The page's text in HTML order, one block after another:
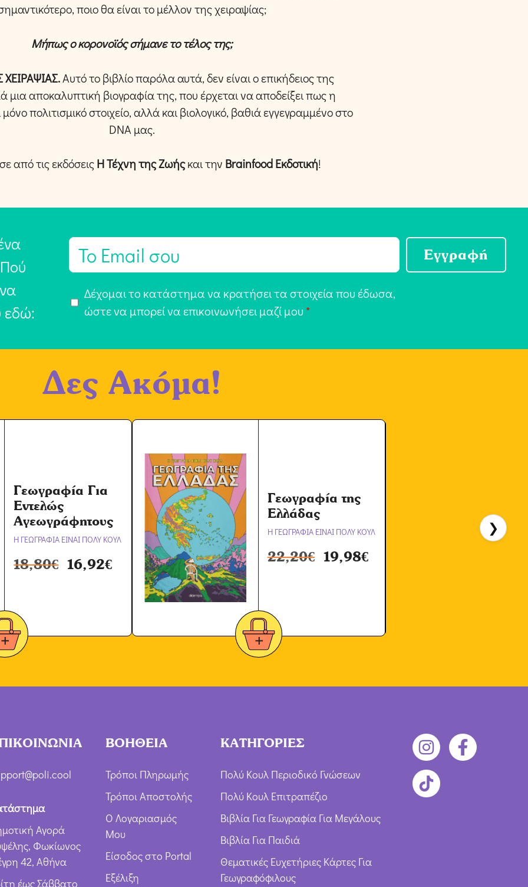
ποιο θα είναι το μέλλον της χειραψίας;
Μήπως ο κορονοϊός σήμανε το τέλος της;
Αυτό το βιβλίο παρόλα αυτά, δεν είναι ο επικήδειος της
μια αποκαλυπτική βιογραφία της, που έρχεται να αποδείξει πως η
μόνο πολιτισμικό στοιχείο, αλλά και βιολογικό, βαθιά εγγεγραμμένο στο
DNA μας.
από τις εκδόσειςΗ Τέχνη της Ζωήςκαι την Brainfood Εκδοτική!
εδώ:
E
i
π
δ
χ
ή
Ό
*
Δέχομαι το κατάστημα να κρατήσει τα στοιχεία που έδωσα,
ώστε να μπορεί να επικοινωνήσει μαζί μου *
Εγγραφή
Δες Ακόμα!
Γεωγραφία Για
Εντελώς
Αγεωγράφητους
Η ΓΕΩΓΡΑΦΙΑ ΕΙΝΑΙ ΠΟΛΥ ΚΟΥΛ
18,80€ 16,92€
Γεωγραφία της
Ελλάδας
Η ΓΕΩΓΡΑΦΙΑ ΕΙΝΑΙ ΠΟΛΥ ΚΟΥΛ
22,20€ 19,98€
❯
Αγορά
Φωκίωνος
42, Αθήνα
έως Σάββατο
ΒΟΗΘΕΙΑ
Τρόποι Πληρωμής
Τρόποι Αποστολής
Ο Λογαριασμός
Μου
Είσοδος στο Portal
Εξέλιξη
ΚΑΤΗΓΟΡΙΕΣ
Πολύ Κουλ Περιοδικό Γνώσεων
Πολύ Κουλ Επιτραπέζιο
Βιβλία Για Γεωγραφία Για Μεγάλους
Βιβλία Για Παιδιά
Θεματικές Ευχετήριες Κάρτες Για
Γεωγραφόφιλους